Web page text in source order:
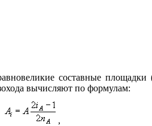
составные площадки
вычисляют по формулам:
,